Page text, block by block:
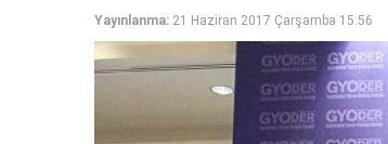
Yayınlanma: 21 Haziran 2017 Çarşamba 15:56